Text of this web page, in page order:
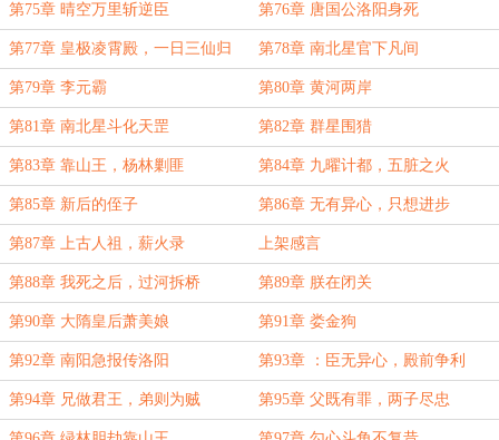
第75章 晴空万里斩逆臣 第76章 唐国公洛阳身死
第77章 皇极凌霄殿，一日三仙归 第78章 南北星官下凡间
第79章 李元霸 第80章 黄河两岸
第81章 南北星斗化天罡 第82章 群星围猎
第83章 靠山王，杨林剿匪 第84章 九曜计都，五脏之火
第85章 新后的侄子 第86章 无有异心，只想进步
第87章 上古人祖，薪火录 上架感言
第88章 我死之后，过河拆桥 第89章 朕在闭关
第90章 大隋皇后萧美娘 第91章 娄金狗
第92章 南阳急报传洛阳 第93章 ：臣无异心，殿前争利
第94章 兄做君王，弟则为贼 第95章 父既有罪，两子尽忠